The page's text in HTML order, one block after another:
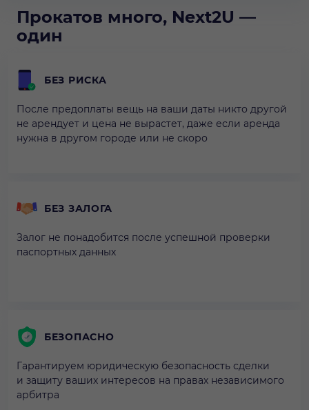
Прокатов много, Next2U —
один
БЕЗ РИСКА
После предоплаты вещь на ваши даты никто другой
не арендует и цена не вырастет, даже если аренда
нужна в другом городе или не скоро
БЕЗ ЗАЛОГА
Залог не понадобится после успешной проверки
паспортных данных
БЕЗОПАСНО
Гарантируем юридическую безопасность сделки
и защиту ваших интересов на правах независимого
арбитра